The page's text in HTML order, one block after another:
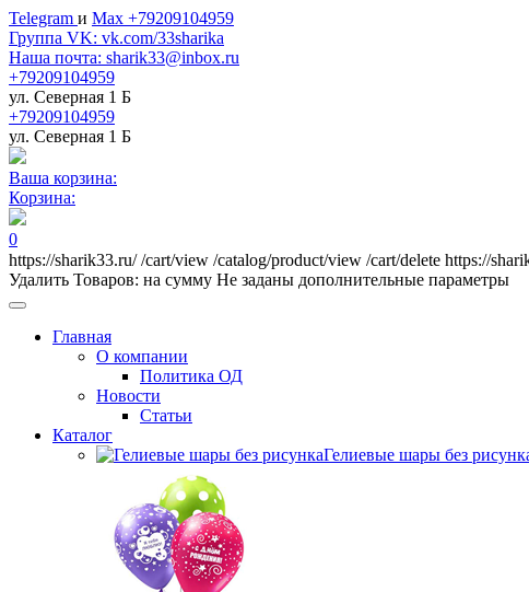
Telegram и Max +79209104959
Группа VK: vk.com/33sharika
Наша почта: sharik33@inbox.ru
+79209104959
ул. Северная 1 Б
+79209104959
ул. Северная 1 Б
Ваша корзина:
Корзина:
0
https://sharik33.ru/ /cart/view /catalog/product/view /cart/delete https://
Удалить Товаров: на сумму Не заданы дополнительные параметры
Главная
О компании
Политика ОД
Новости
Статьи
Каталог
Гелиевые шары без